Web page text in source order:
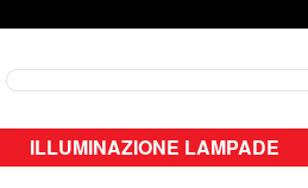
Search
ILLUMINAZIONE LAMPADE